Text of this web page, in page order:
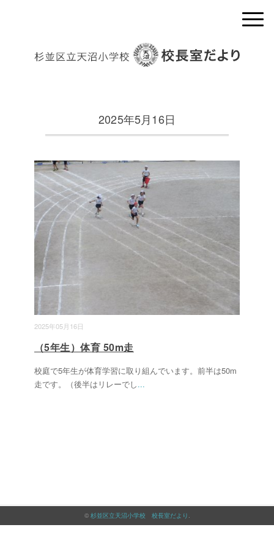
2025年5月16日
2025年05月16日
（5年生）体育 50m走
校庭で5年生が体育学習に取り組んでいます。前半は50m
走です。（後半はリレーでし...
© 杉並区立天沼小学校 校長室だより .